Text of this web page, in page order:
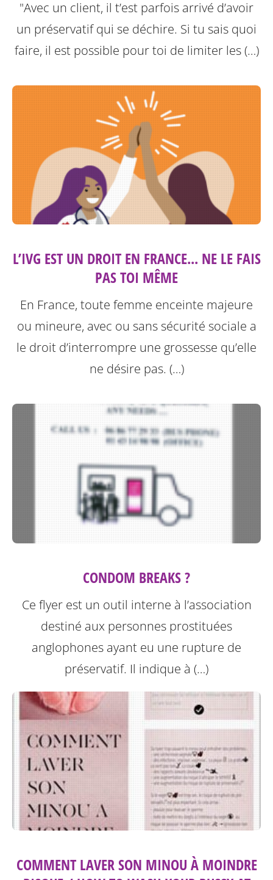
"Avec un client, il t’est parfois arrivé d’avoir
un préservatif qui se déchire. Si tu sais quoi
faire, il est possible pour toi de limiter les (…)
L’IVG EST UN DROIT EN FRANCE... NE LE FAIS
PAS TOI MÊME
En France, toute femme enceinte majeure
ou mineure, avec ou sans sécurité sociale a
le droit d’interrompre une grossesse qu’elle
ne désire pas. (…)
CONDOM BREAKS ?
Ce flyer est un outil interne à l’association
destiné aux personnes prostituées
anglophones ayant eu une rupture de
préservatif. Il indique à (…)
COMMENT LAVER SON MINOU À MOINDRE